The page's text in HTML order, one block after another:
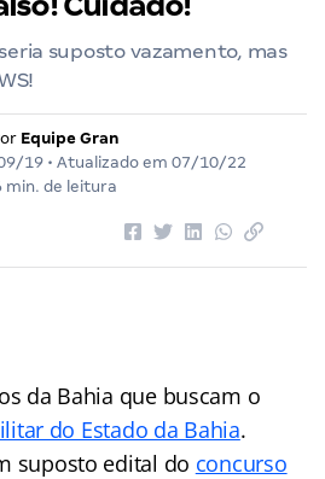
suposto vazamento, mas
Equipe Gran
19 • Atualizado em 07/10/22
min. de leitura
da Bahia que buscam o
do Estado da Bahia.
suposto edital do concurso